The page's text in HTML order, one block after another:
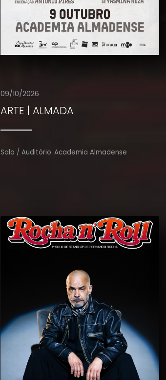
09/10/2026
ARTE | ALMADA
Sala / Auditório Academia Almadense